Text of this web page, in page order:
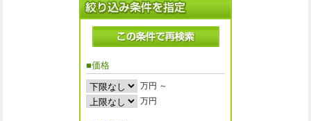
■価格
万円 ～
万円